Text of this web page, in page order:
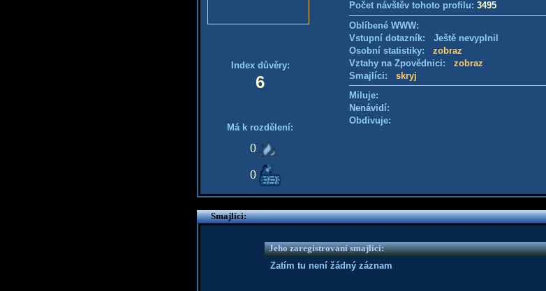
Index důvěry:
6
Má k rozdělení:
0
0
Počet návštěv tohoto profilu: 3495
Oblíbené WWW:
Vstupní dotazník: Ještě nevyplnil
Osobní statistiky: zobraz
Vztahy na Zpovědnici: zobraz
Smajlíci: skryj
Miluje:
Nenávidí:
Obdivuje:
Smajlíci:
Jeho zaregistrovaní smajlíci:
Zatím tu není žádný záznam